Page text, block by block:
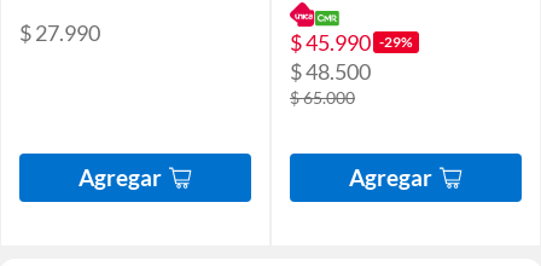
$ 27.990
Agregar
$ 45.990 -29%
$ 48.500
$ 65.000
Agregar